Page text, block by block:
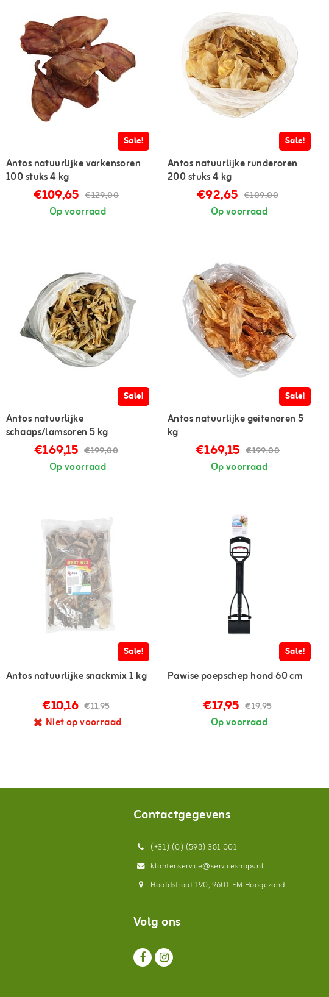
Sale!
Antos natuurlijke varkensoren
100 stuks 4 kg
€109,65 €129,00
Op voorraad
Sale!
Antos natuurlijke runderoren
200 stuks 4 kg
€92,65 €109,00
Op voorraad
Sale!
Antos natuurlijke
schaaps/lamsoren 5 kg
€169,15 €199,00
Op voorraad
Sale!
Antos natuurlijke geitenoren 5
kg
€169,15 €199,00
Op voorraad
Sale!
Antos natuurlijke snackmix 1 kg
€10,16 €11,95
Niet op voorraad
Sale!
Pawise poepschep hond 60 cm
€17,95 €19,95
Op voorraad
Contactgegevens
(+31) (0) (598) 381 001
klantenservice@serviceshops.nl
Hoofdstraat 190, 9601 EM Hoogezand
Volg ons